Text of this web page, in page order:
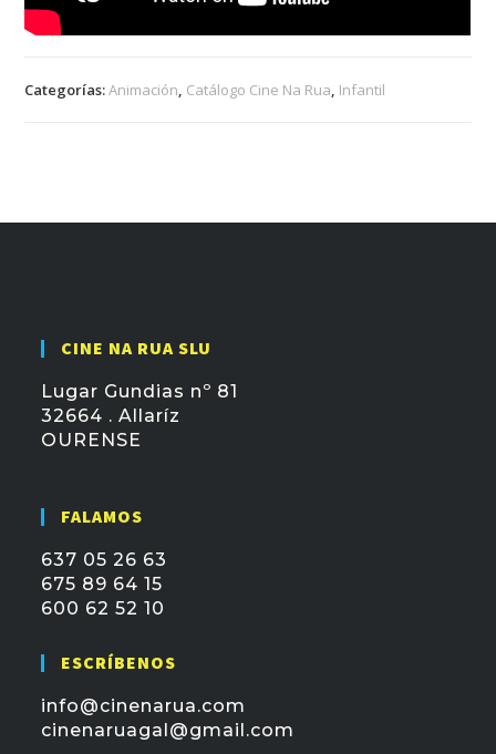
Categorías:Animación, Catálogo Cine Na Rua, Infantil
CINE NA RUA SLU
Lugar Gundias nº 81
32664 . Allaríz
OURENSE
FALAMOS
637 05 26 63
675 89 64 15
600 62 52 10
ESCRÍBENOS
info@cinenarua.com
cinenaruagal@gmail.com